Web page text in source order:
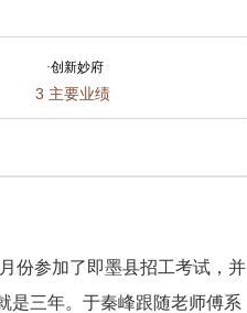
·创新妙府
3 主要业绩
份参加了即墨县招工考试，并
是三年。于秦峰跟随老师傅系